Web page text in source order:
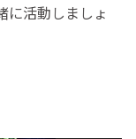
に活動しましょ